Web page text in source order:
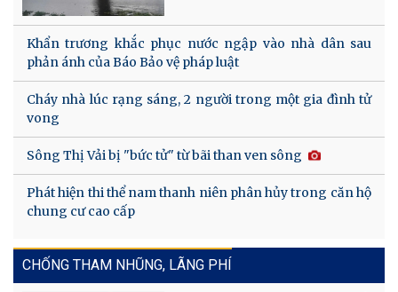
Khẩn trương khắc phục nước ngập vào nhà dân sau
phản ánh của Báo Bảo vệ pháp luật
Cháy nhà lúc rạng sáng, 2 người trong một gia đình tử
vong
Sông Thị Vải bị "bức tử" từ bãi than ven sông
Phát hiện thi thể nam thanh niên phân hủy trong căn hộ
chung cư cao cấp
CHỐNG THAM NHŨNG, LÃNG PHÍ